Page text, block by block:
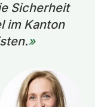
Sicherheit
im Kanton